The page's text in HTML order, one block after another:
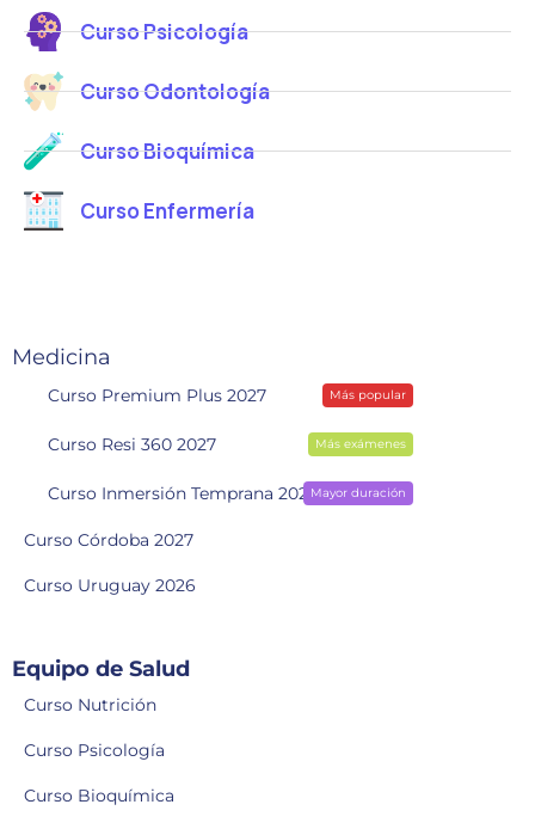
Curso Psicología
Curso Odontología
Curso Bioquímica
Curso Enfermería
Medicina
Curso Premium Plus 2027 Más popular
Curso Resi 360 2027 Más exámenes
Curso Inmersión Temprana 2028Mayor duración
Curso Córdoba 2027
Curso Uruguay 2026
Equipo de Salud
Curso Nutrición
Curso Psicología
Curso Bioquímica